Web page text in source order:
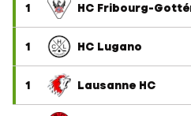
1 HC Fribourg-
1 HC Lugano
1 Lausanne HC